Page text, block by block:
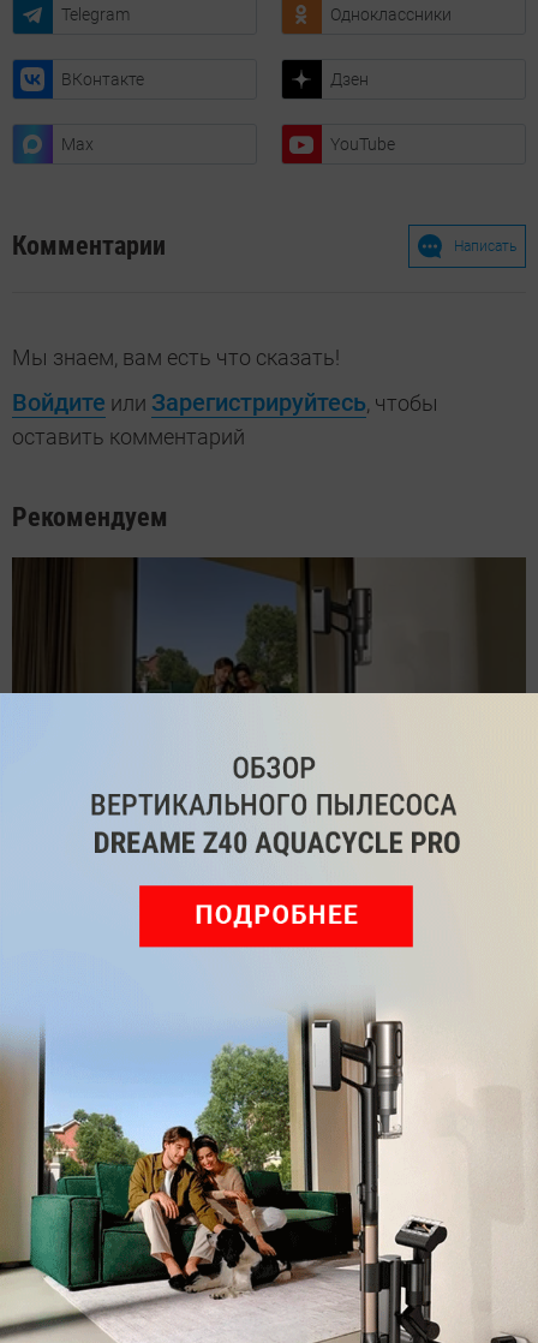
Telegram Одноклассники
ВКонтакте Дзен
Max YouTube
Комментарии Написать
Мы знаем, вам есть что сказать!
Войдите или Зарегистрируйтесь, чтобы
оставить комментарий
Рекомендуем
Обзор вертикального пылесоса Dreame Z40 AquaCycle
Pro: гибкий подход к уборке